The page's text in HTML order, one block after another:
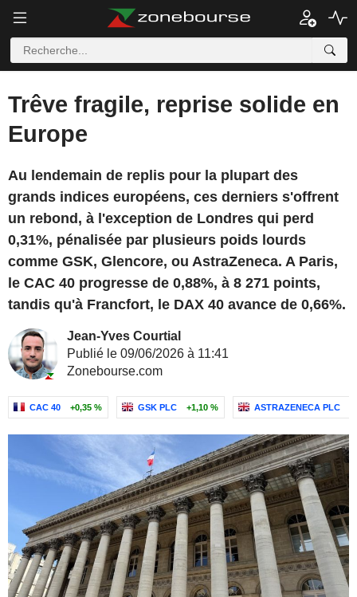
Trêve fragile, reprise solide en
Europe
Au lendemain de replis pour la plupart des
grands indices européens, ces derniers s'offrent
un rebond, à l'exception de Londres qui perd
0,31%, pénalisée par plusieurs poids lourds
comme GSK, Glencore, ou AstraZeneca. A Paris,
le CAC 40 progresse de 0,88%, à 8 271 points,
tandis qu'à Francfort, le DAX 40 avance de 0,66%.
Jean-Yves Courtial
Publié le 09/06/2026 à 11:41
Zonebourse.com
CAC 40 +0,35 % GSK PLC +1,10 % ASTRAZENECA PLC